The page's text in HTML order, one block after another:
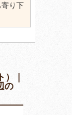
寄り下
｜
の